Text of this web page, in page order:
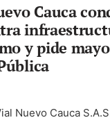
Cauca
y pide
Nuevo Cauca